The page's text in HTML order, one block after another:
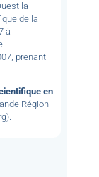
la
de la
à
prenant
en
Région